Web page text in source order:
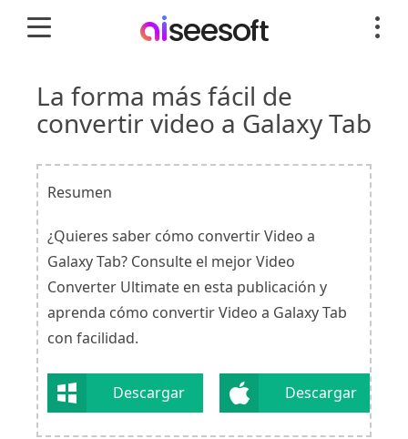
La forma más fácil de
convertir video a Galaxy Tab
Resumen
¿Quieres saber cómo convertir Video a
Galaxy Tab? Consulte el mejor Video
Converter Ultimate en esta publicación y
aprenda cómo convertir Video a Galaxy Tab
con facilidad.
Descargar Descargar